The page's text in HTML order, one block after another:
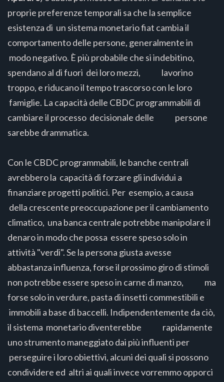
proprie preferenze temporali sa che la semplice
esistenza di un sistema monetario fiat cambia il
comportamento delle persone, generalmente in
modo negativo. È più probabile che si indebitino,
spendano al di fuori dei loro mezzi, lavorino
troppo, e riducano il tempo trascorso con le loro
famiglie. La capacità delle CBDC programmabili di
cambiare il processo decisionale delle persone
sarebbe drammatica.
Con le CBDC programmabili, le banche centrali
avrebbero la capacità di forzare gli individui a
finanziare progetti politici. Per esempio, a causa
della crescente preoccupazione per il cambiamento
climatico, una banca centrale potrebbe manipolare il
denaro in modo che possa essere speso solo in
attività "verdi". Se la persona giusta avesse
abbastanza influenza, forse il prossimo giro di stimoli
non potrebbe essere speso in carne di manzo, ma
forse solo in verdure, pasta di insetti commestibili e
immobili a base di baccelli. Indipendentemente da ciò,
il sistema monetario diventerebbe rapidamente
uno strumento maneggiato dai più influenti per
perseguire i loro obiettivi, alcuni dei quali si possono
condividere ed altri ai quali invece vorremmo opporci